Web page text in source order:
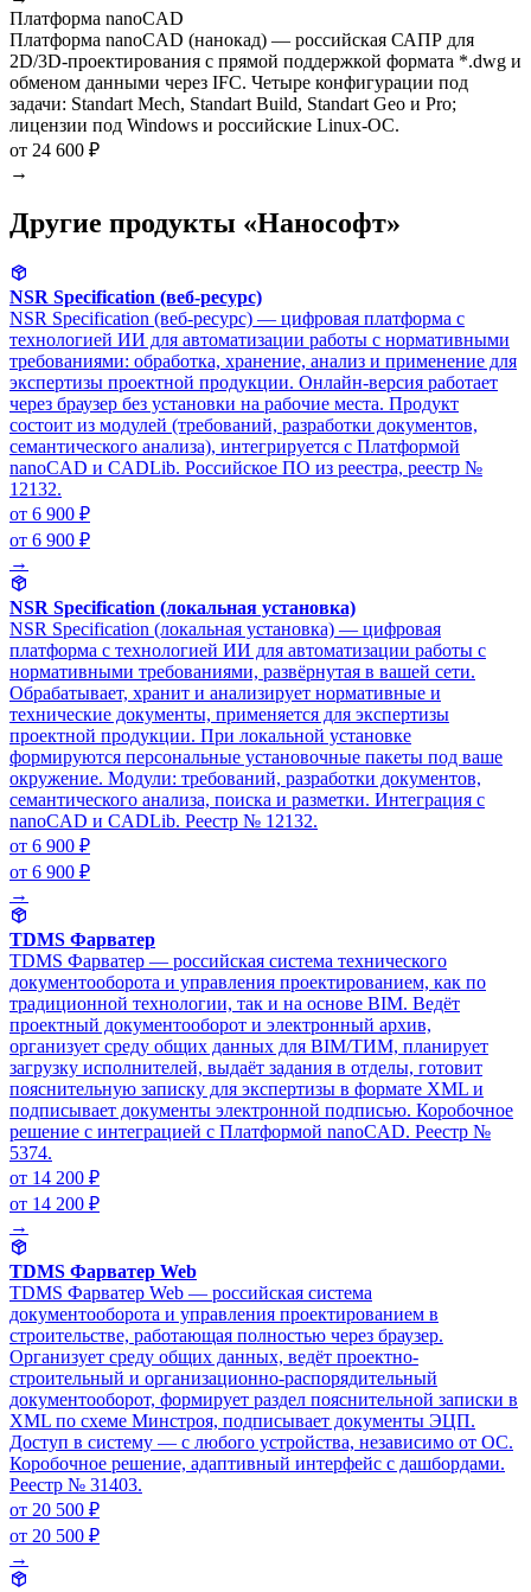
Платформа nanoCAD
Платформа nanoCAD (нанокад) — российская САПР для
2D/3D-проектирования с прямой поддержкой формата *.dwg и
обменом данными через IFC. Четыре конфигурации под
задачи: Standart Mech, Standart Build, Standart Geo и Pro;
лицензии под Windows и российские Linux-ОС.
от 24 600 ₽
→
Другие продукты «Нанософт»
NSR Specification (веб-ресурс)
NSR Specification (веб-ресурс) — цифровая платформа с
технологией ИИ для автоматизации работы с нормативными
требованиями: обработка, хранение, анализ и применение для
экспертизы проектной продукции. Онлайн-версия работает
через браузер без установки на рабочие места. Продукт
состоит из модулей (требований, разработки документов,
семантического анализа), интегрируется с Платформой
nanoCAD и CADLib. Российское ПО из реестра, реестр №
12132.
от 6 900 ₽
от 6 900 ₽
→
NSR Specification (локальная установка)
NSR Specification (локальная установка) — цифровая
платформа с технологией ИИ для автоматизации работы с
нормативными требованиями, развёрнутая в вашей сети.
Обрабатывает, хранит и анализирует нормативные и
технические документы, применяется для экспертизы
проектной продукции. При локальной установке
формируются персональные установочные пакеты под ваше
окружение. Модули: требований, разработки документов,
семантического анализа, поиска и разметки. Интеграция с
nanoCAD и CADLib. Реестр № 12132.
от 6 900 ₽
от 6 900 ₽
→
TDMS Фарватер
TDMS Фарватер — российская система технического
документооборота и управления проектированием, как по
традиционной технологии, так и на основе BIM. Ведёт
проектный документооборот и электронный архив,
организует среду общих данных для BIM/ТИМ, планирует
загрузку исполнителей, выдаёт задания в отделы, готовит
пояснительную записку для экспертизы в формате XML и
подписывает документы электронной подписью. Коробочное
решение с интеграцией с Платформой nanoCAD. Реестр №
5374.
от 14 200 ₽
от 14 200 ₽
→
TDMS Фарватер Web
TDMS Фарватер Web — российская система
документооборота и управления проектированием в
строительстве, работающая полностью через браузер.
Организует среду общих данных, ведёт проектно-
строительный и организационно-распорядительный
документооборот, формирует раздел пояснительной записки в
XML по схеме Минстроя, подписывает документы ЭЦП.
Доступ в систему — с любого устройства, независимо от ОС.
Коробочное решение, адаптивный интерфейс с дашбордами.
Реестр № 31403.
от 20 500 ₽
от 20 500 ₽
→